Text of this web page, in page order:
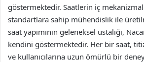
göstermektedir. Saatlerin iç
standartlara sahip mühendislik ile
saat yapımının geleneksel ustalığı,
kendini göstermektedir. Her bir saat,
ve kullanıcılarına uzun ömürlü bir